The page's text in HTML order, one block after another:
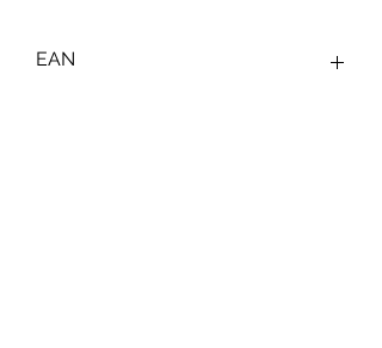
EAN